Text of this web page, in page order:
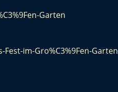
Garten
im-Gro%C3%9Fen-Garten